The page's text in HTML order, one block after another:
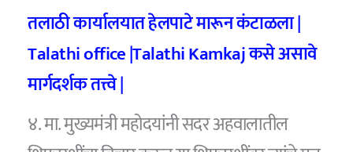
तलाठी कार्यालयात हेलपाटे मारून कंटाळला |
Talathi office |Talathi Kamkaj कसे असावे
मार्गदर्शक तत्त्वे |
४. मा. मुख्यमंत्री महोदयांनी सदर अहवालातील